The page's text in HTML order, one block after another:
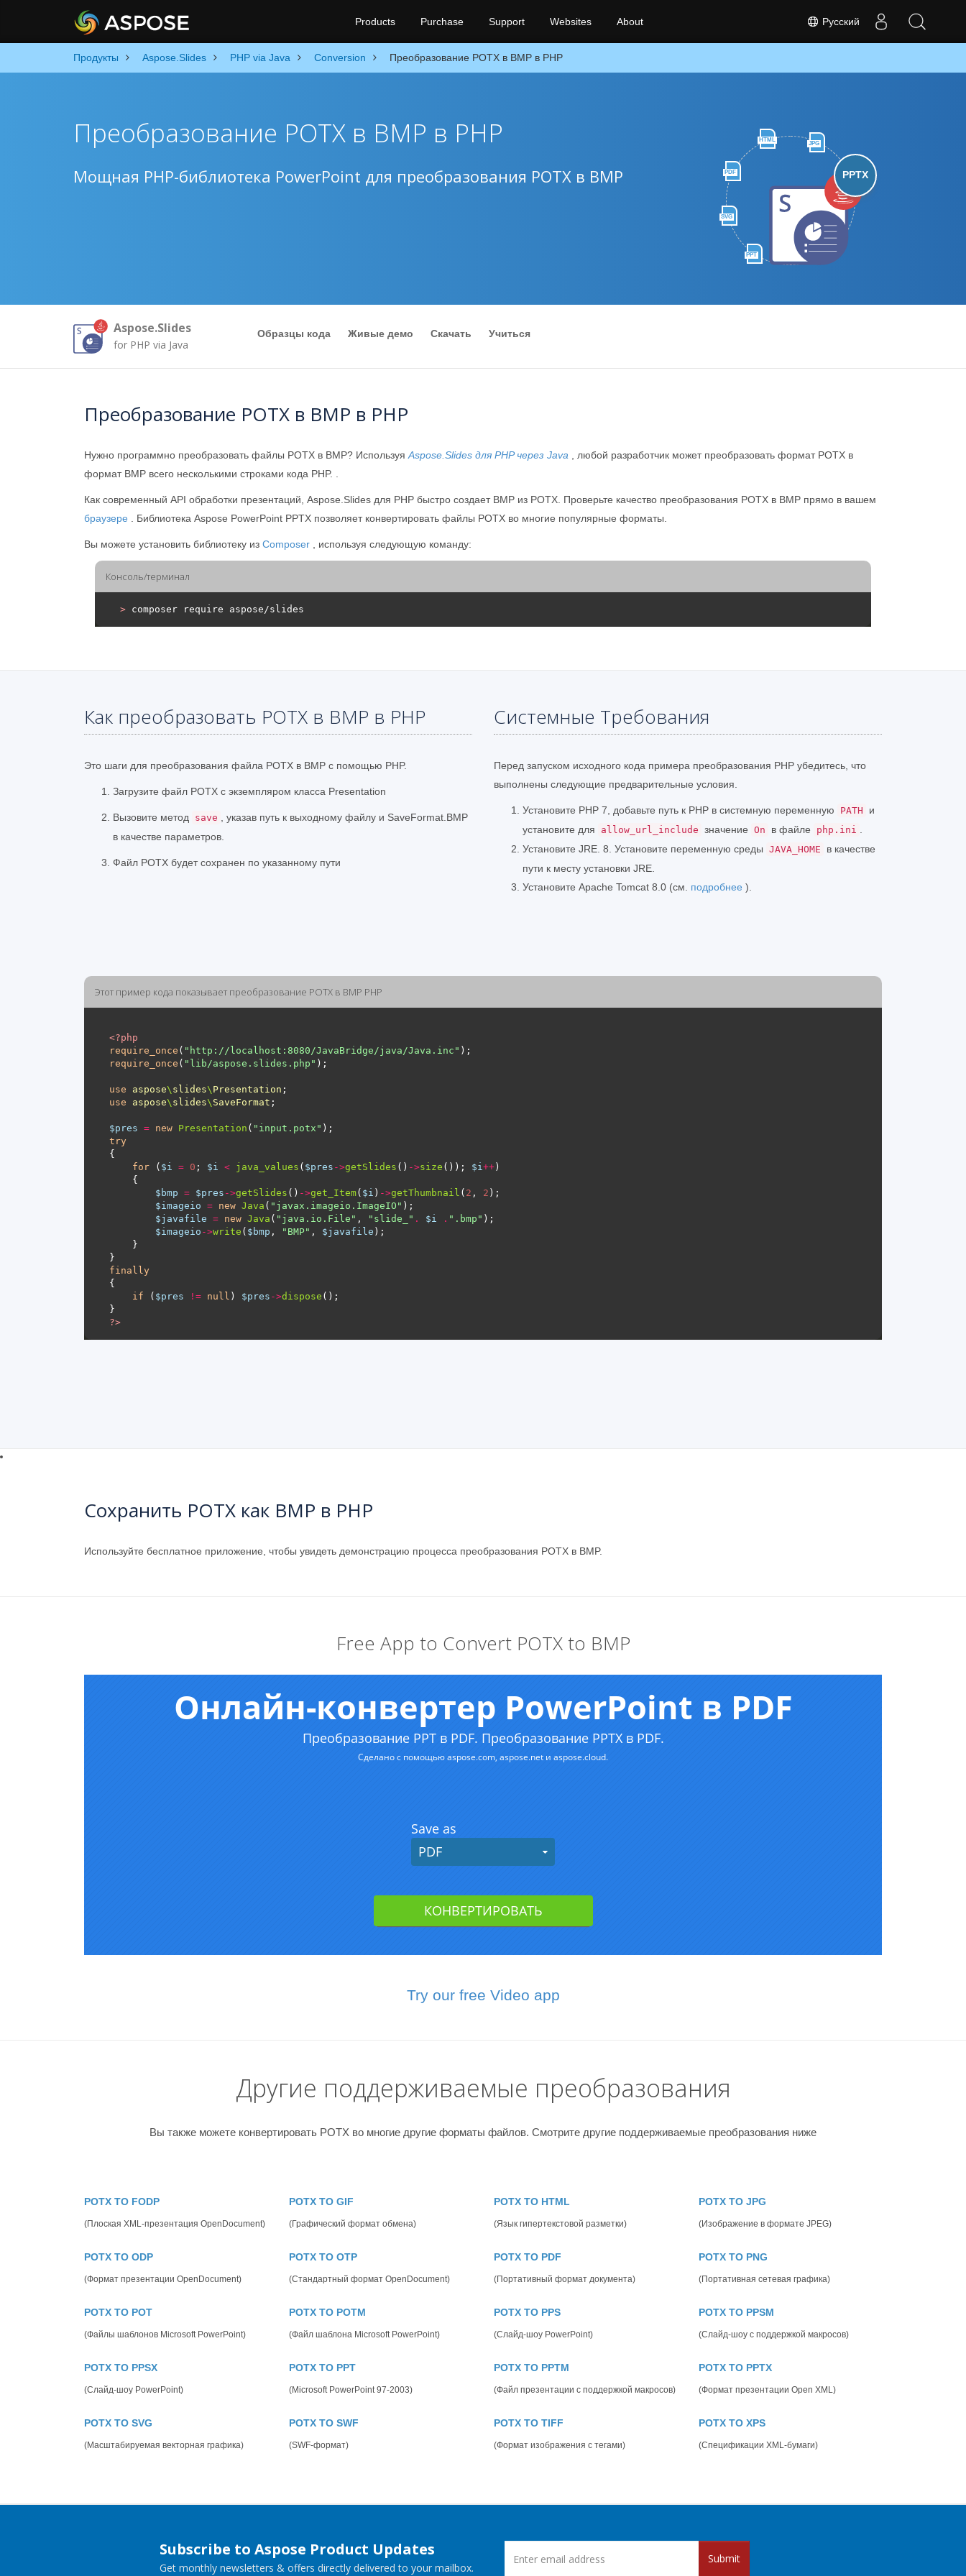
Русский
Products Purchase Support Websites About
Продукты Aspose.Slides PHP via Java Conversion Преобразование POTX в BMP в PHP
HTML
JPG
PDF
SVG
PPT
PPTX
Преобразование POTX в BMP в PHP
Мощная PHP-библиотека PowerPoint для преобразования POTX в BMP
Aspose.Slides
for PHP via Java
Образцы кода Живые демо Скачать Учиться
Преобразование POTX в BMP в PHP
Нужно программно преобразовать файлы POTX в BMP? Используя Aspose.Slides для PHP через Java , любой разработчик может преобразовать формат POTX в
формат BMP всего несколькими строками кода PHP. .
Как современный API обработки презентаций, Aspose.Slides для PHP быстро создает BMP из POTX. Проверьте качество преобразования POTX в BMP прямо в вашем
браузере . Библиотека Aspose PowerPoint PPTX позволяет конвертировать файлы POTX во многие популярные форматы.
Вы можете установить библиотеку из Composer , используя следующую команду:
Консоль/терминал
> composer require aspose/slides
Как преобразовать POTX в BMP в PHP
Это шаги для преобразования файла POTX в BMP с помощью PHP.
Загрузите файл POTX с экземпляром класса Presentation
Вызовите метод save
, указав путь к выходному файлу и SaveFormat.BMP
в качестве параметров.
Файл POTX будет сохранен по указанному пути
Системные Требования
Перед запуском исходного кода примера преобразования PHP убедитесь, что
выполнены следующие предварительные условия.
Установите PHP 7, добавьте путь к PHP в системную переменную PATH
и
установите для
allow_url_include значение On в файле php.ini
Установите JRE. 8. Установите переменную среды JAVA_HOME
в качестве
пути к месту установки JRE.
Установите Apache Tomcat 8.0 (см. подробнее ).
Этот пример кода показывает преобразование POTX в BMP PHP
<?php
require_once ( "http://localhost:8080/JavaBridge/java/Java.inc"
require_once ( "lib/aspose.slides.php"
use aspose\ slides\ Presentation
use
aspose\ slides\ SaveFormat
$pres = new Presentation ( "input.potx"
try
for ( $i = 0 ; $i < java_values ( $pres ->getSlides () ->size ()); $i++
$bmp = $pres ->getSlides () ->get_Item( $i ) ->getThumbnail ( 2 , 2
$imageio = new Java ( "javax.imageio.ImageIO"
$javafile = new Java ( "java.io.File" , "slide_" . $i . ".bmp"
$imageio ->write ( $bmp , "BMP" , $javafile
finally
if ( $pres != null ) $pres ->dispose
?>
Сохранить POTX как BMP в PHP
Используйте бесплатное приложение, чтобы увидеть демонстрацию процесса преобразования POTX в BMP.
Free App to Convert POTX to BMP
Try our free Video app
Другие поддерживаемые преобразования
Вы также можете конвертировать POTX во многие другие форматы файлов. Смотрите другие поддерживаемые преобразования ниже
POTX TO FODP
(Плоская XML-презентация OpenDocument)
POTX TO GIF
(Графический формат обмена)
POTX TO HTML
(Язык гипертекстовой разметки)
POTX TO JPG
(Изображение в формате JPEG)
POTX TO ODP
(Формат презентации OpenDocument)
POTX TO OTP
(Стандартный формат OpenDocument)
POTX TO PDF
(Портативный формат документа)
POTX TO PNG
(Портативная сетевая графика)
POTX TO POT
(Файлы шаблонов Microsoft PowerPoint)
POTX TO POTM
(Файл шаблона Microsoft PowerPoint)
POTX TO PPS
(Слайд-шоу PowerPoint)
POTX TO PPSM
(Слайд-шоу с поддержкой макросов)
POTX TO PPSX
(Слайд-шоу PowerPoint)
POTX TO PPT
(Microsoft PowerPoint 97-2003)
POTX TO PPTM
(Файл презентации с поддержкой макросов)
POTX TO PPTX
(Формат презентации Open XML)
POTX TO SVG
(Масштабируемая векторная графика)
POTX TO SWF
(SWF-формат)
POTX TO TIFF
(Формат изображения с тегами)
POTX TO XPS
(Спецификации XML-бумаги)
Subscribe to Aspose Product Updates
Get monthly newsletters & offers directly delivered to your mailbox.
Submit